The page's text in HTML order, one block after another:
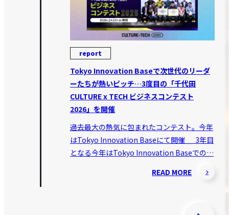
report
Tokyo Innovation Baseで次世代のリーダ
ーたちが熱いピッチ…3度目の「千代田
CULTURE x TECH ビジネスコンテスト
2026」を開催
過去最大の熱気に包まれたコンテスト。今年
はTokyo Innovation Baseにて開催 3年目
となる今年はTokyo Innovation Baseでの…
READ MORE